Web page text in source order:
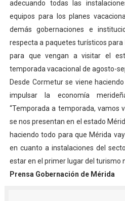
adecuando todas las
equipos para los planes
demás gobernaciones e
respecta a paquetes turísticos para
para que vengan a visitar el
temporada vacacional de agosto-
Desde Cormetur se viene
impulsar la economía
“Temporada a temporada, vamos
se nos presentan en el estado
haciendo todo para que Mérida
en cuanto a instalaciones del
estar en el primer lugar del turismo
Prensa Gobernación de Mérida